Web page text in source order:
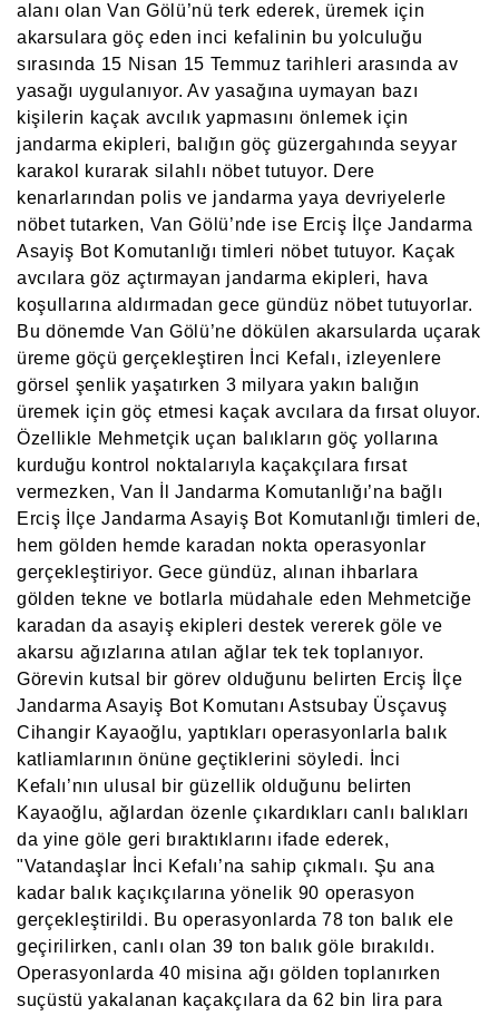
alanı olan Van Gölü’nü terk ederek, üremek için
akarsulara göç eden inci kefalinin bu yolculuğu
sırasında 15 Nisan 15 Temmuz tarihleri arasında av
yasağı uygulanıyor. Av yasağına uymayan bazı
kişilerin kaçak avcılık yapmasını önlemek için
jandarma ekipleri, balığın göç güzergahında seyyar
karakol kurarak silahlı nöbet tutuyor. Dere
kenarlarından polis ve jandarma yaya devriyelerle
nöbet tutarken, Van Gölü’nde ise Erciş İlçe Jandarma
Asayiş Bot Komutanlığı timleri nöbet tutuyor. Kaçak
avcılara göz açtırmayan jandarma ekipleri, hava
koşullarına aldırmadan gece gündüz nöbet tutuyorlar.
Bu dönemde Van Gölü’ne dökülen akarsularda uçarak
üreme göçü gerçekleştiren İnci Kefalı, izleyenlere
görsel şenlik yaşatırken 3 milyara yakın balığın
üremek için göç etmesi kaçak avcılara da fırsat oluyor.
Özellikle Mehmetçik uçan balıkların göç yollarına
kurduğu kontrol noktalarıyla kaçakçılara fırsat
vermezken, Van İl Jandarma Komutanlığı’na bağlı
Erciş İlçe Jandarma Asayiş Bot Komutanlığı timleri de,
hem gölden hemde karadan nokta operasyonlar
gerçekleştiriyor. Gece gündüz, alınan ihbarlara
gölden tekne ve botlarla müdahale eden Mehmetciğe
karadan da asayiş ekipleri destek vererek göle ve
akarsu ağızlarına atılan ağlar tek tek toplanıyor.
Görevin kutsal bir görev olduğunu belirten Erciş İlçe
Jandarma Asayiş Bot Komutanı Astsubay Üsçavuş
Cihangir Kayaoğlu, yaptıkları operasyonlarla balık
katliamlarının önüne geçtiklerini söyledi. İnci
Kefalı’nın ulusal bir güzellik olduğunu belirten
Kayaoğlu, ağlardan özenle çıkardıkları canlı balıkları
da yine göle geri bıraktıklarını ifade ederek,
"Vatandaşlar İnci Kefalı’na sahip çıkmalı. Şu ana
kadar balık kaçıkçılarına yönelik 90 operasyon
gerçekleştirildi. Bu operasyonlarda 78 ton balık ele
geçirilirken, canlı olan 39 ton balık göle bırakıldı.
Operasyonlarda 40 misina ağı gölden toplanırken
suçüstü yakalanan kaçakçılara da 62 bin lira para